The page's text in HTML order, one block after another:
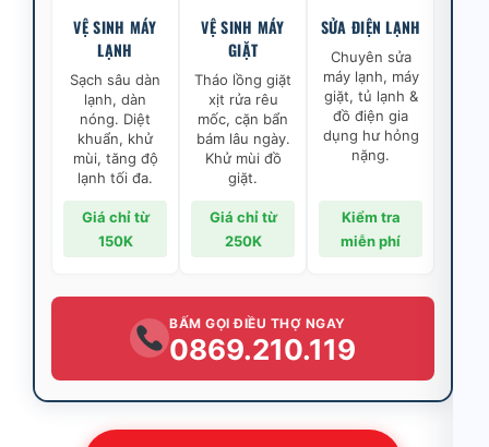
VỆ SINH MÁY
LẠNH
Sạch sâu dàn
lạnh, dàn
nóng. Diệt
khuẩn, khử
mùi, tăng độ
lạnh tối đa.
Giá chỉ từ
150K
VỆ SINH MÁY
GIẶT
Tháo lồng giặt
xịt rửa rêu
mốc, cặn bẩn
bám lâu ngày.
Khử mùi đồ
giặt.
Giá chỉ từ
250K
SỬA ĐIỆN LẠNH
Chuyên sửa
máy lạnh, máy
giặt, tủ lạnh &
đồ điện gia
dụng hư hỏng
nặng.
Kiểm tra
miễn phí
BẤM GỌI ĐIỀU THỢ NGAY
0869.210.119